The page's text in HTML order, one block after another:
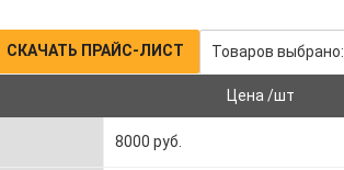
СКАЧАТЬ ПРАЙС-ЛИСТ Товаров выбрано:
Цена /шт
8000 руб.